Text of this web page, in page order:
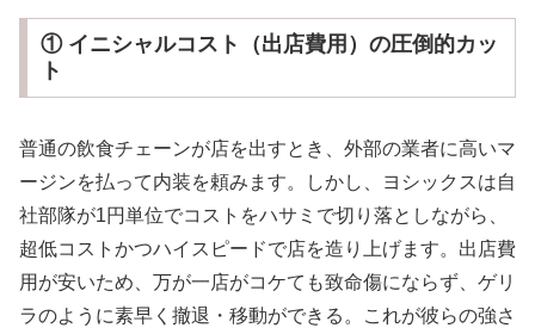
① イニシャルコスト（出店費用）の圧倒的カッ
ト
普通の飲食チェーンが店を出すとき、外部の業者に高いマ
ージンを払って内装を頼みます。しかし、ヨシックスは自
社部隊が1円単位でコストをハサミで切り落としながら、
超低コストかつハイスピードで店を造り上げます。出店費
用が安いため、万が一店がコケても致命傷にならず、ゲリ
ラのように素早く撤退・移動ができる。これが彼らの強さ